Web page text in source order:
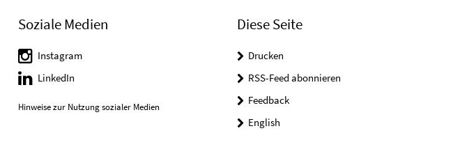
Soziale Medien
Instagram
LinkedIn
Hinweise zur Nutzung sozialer Medien
Diese Seite
Drucken
RSS-Feed abonnieren
Feedback
English